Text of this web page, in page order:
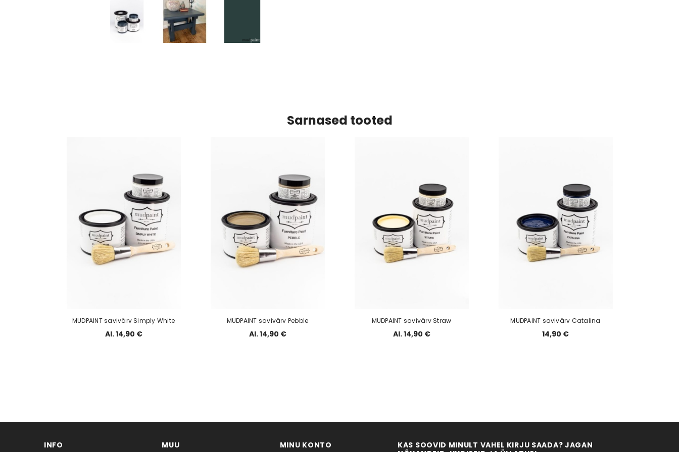
Sarnased tooted
MUDPAINT savivärv Simply White
Al. 14,90 €
MUDPAINT savivärv Pebble
Al. 14,90 €
MUDPAINT savivärv Straw
Al. 14,90 €
MUDPAINT savivärv Catalina
14,90 €
INFO MUU MINU KONTO
KAS SOOVID MINULT VAHEL KIRJU SAADA? JAGAN